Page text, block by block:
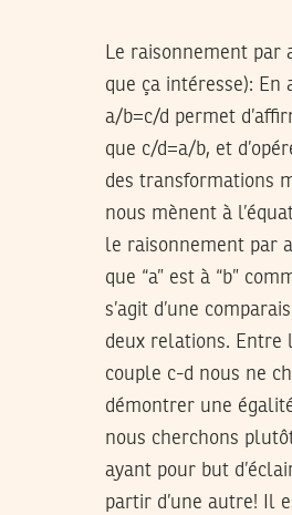
Le raisonnement par
que ça intéresse): En
a/b=c/d permet
que c/d=a/b, et
des transformations
nous mènent à
le raisonnement par
que “a” est à “b”
s’agit d’une
deux relations. Entre
couple c-d nous ne
démontrer une
nous cherchons
ayant pour but
partir d’une autre! Il